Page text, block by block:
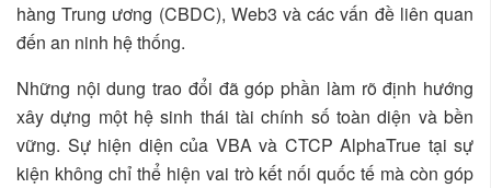
hàng Trung ương (CBDC), Web3 và các vấn đề liên quan
đến an ninh hệ thống.
Những nội dung trao đổi đã góp phần làm rõ định hướng
xây dựng một hệ sinh thái tài chính số toàn diện và bền
vững. Sự hiện diện của VBA và CTCP AlphaTrue tại sự
kiện không chỉ thể hiện vai trò kết nối quốc tế mà còn góp